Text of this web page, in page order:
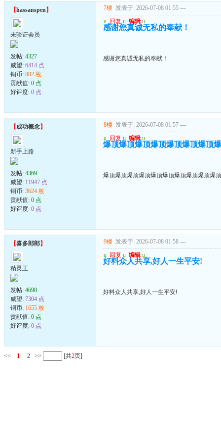
【hassanspen】
未验证会员
发帖: 4327
威望: 6414 点
铜币: 882 枚
贡献值: 0 点
好评度: 0 点
7楼 发表于: 2026-07-08 01:55 ---
u 回复 u 编辑 u
感谢您真诚无私的奉献！
感谢您真诚无私的奉献！
【成功概念】
新手上路
发帖: 4369
威望: 11947 点
铜币: 3624 枚
贡献值: 0 点
好评度: 0 点
8楼 发表于: 2026-07-08 01:57 ---
u 回复 u 编辑 u
爆顶爆顶爆顶爆顶爆顶爆顶爆顶
爆顶爆顶爆顶爆顶爆顶爆顶爆顶爆顶爆顶爆
【喜多郎郎】
精灵王
发帖: 4698
威望: 7304 点
铜币: 1655 枚
贡献值: 0 点
好评度: 0 点
9楼 发表于: 2026-07-08 01:58 ---
u 回复 u 编辑 u
好料众人共享,好人一生平安!
好料众人共享,好人一生平安!
<< 1 2 >> [共2页]